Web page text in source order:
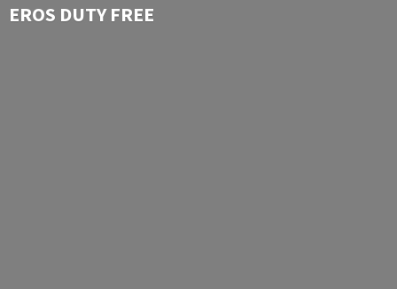
EROS DUTY FREE